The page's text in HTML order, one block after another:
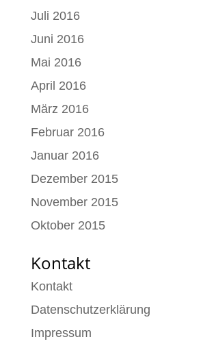
Juli 2016
Juni 2016
Mai 2016
April 2016
März 2016
Februar 2016
Januar 2016
Dezember 2015
November 2015
Oktober 2015
Kontakt
Kontakt
Datenschutzerklärung
Impressum